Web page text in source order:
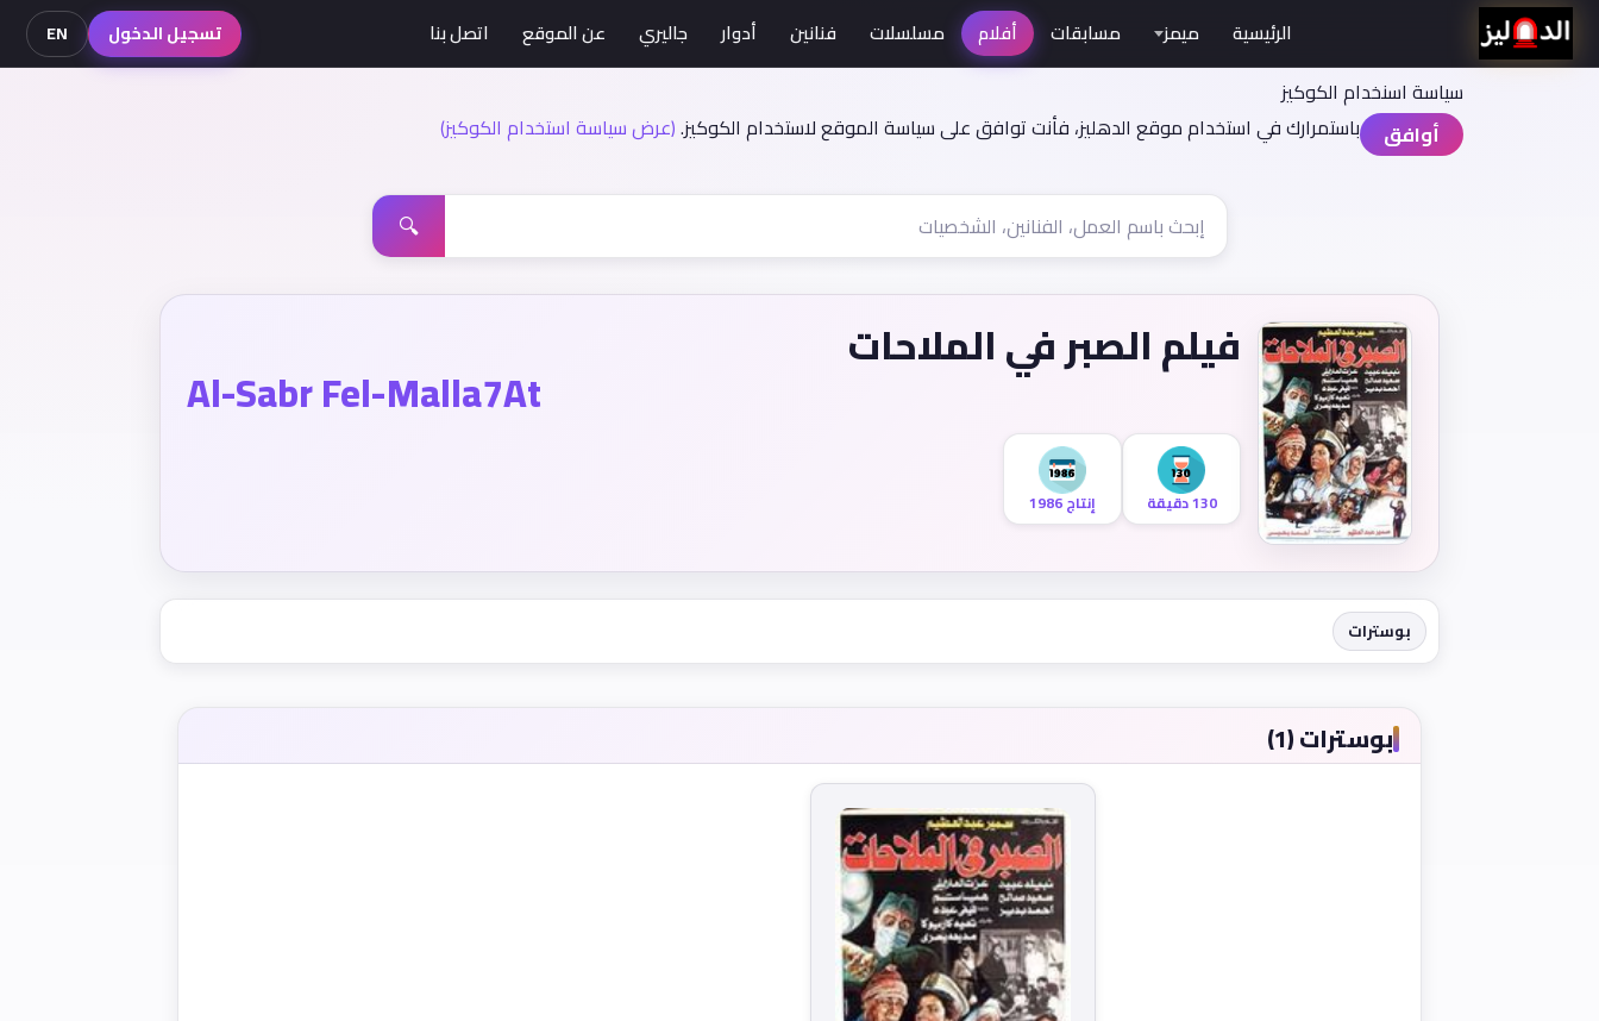
سياسة اسنخدام الكوكيز
أوافق
باستمرارك في استخدام موقع الدهليز، فأنت توافق على سياسة الموقع لاستخدام الكوكيز.(عرض سياسة استخدام الكوكيز)
الرئيسية ميمز مسابقات أفلام مسلسلات فنانين أدوار جاليري عن الموقع اتصل بنا تسجيل الدخول EN
🔍
فيلم الصبر في الملاحات
Al-Sabr Fel-Malla7At
130 دقيقة إنتاج 1986
بوسترات
بوسترات (1)